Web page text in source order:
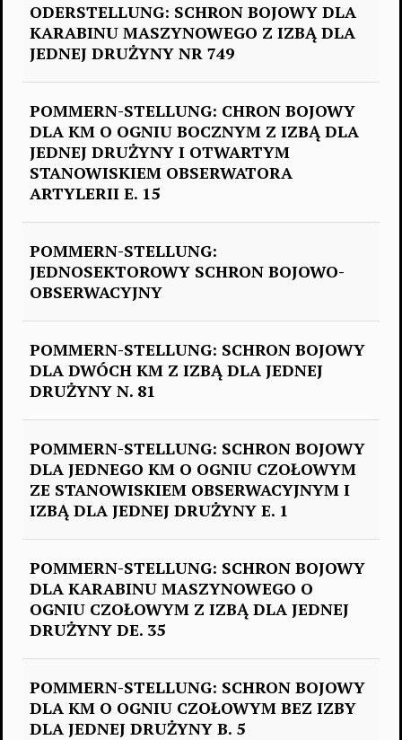
ODERSTELLUNG: SCHRON BOJOWY DLA
KARABINU MASZYNOWEGO Z IZBĄ DLA
JEDNEJ DRUŻYNY NR 749
POMMERN-STELLUNG: CHRON BOJOWY
DLA KM O OGNIU BOCZNYM Z IZBĄ DLA
JEDNEJ DRUŻYNY I OTWARTYM
STANOWISKIEM OBSERWATORA
ARTYLERII E. 15
POMMERN-STELLUNG:
JEDNOSEKTOROWY SCHRON BOJOWO-
OBSERWACYJNY
POMMERN-STELLUNG: SCHRON BOJOWY
DLA DWÓCH KM Z IZBĄ DLA JEDNEJ
DRUŻYNY N. 81
POMMERN-STELLUNG: SCHRON BOJOWY
DLA JEDNEGO KM O OGNIU CZOŁOWYM
ZE STANOWISKIEM OBSERWACYJNYM I
IZBĄ DLA JEDNEJ DRUŻYNY E. 1
POMMERN-STELLUNG: SCHRON BOJOWY
DLA KARABINU MASZYNOWEGO O
OGNIU CZOŁOWYM Z IZBĄ DLA JEDNEJ
DRUŻYNY DE. 35
POMMERN-STELLUNG: SCHRON BOJOWY
DLA KM O OGNIU CZOŁOWYM BEZ IZBY
DLA JEDNEJ DRUŻYNY B. 5